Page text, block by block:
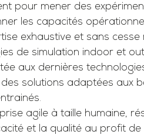
pour mener des
les capacités
exhaustive et sans cesse
de simulation indoor et
aux dernières
solutions adaptées aux
agile à taille humaine,
et la qualité au profit de